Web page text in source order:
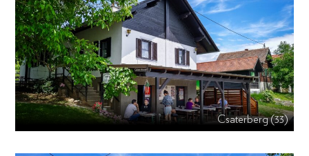
Csaterberg (33)